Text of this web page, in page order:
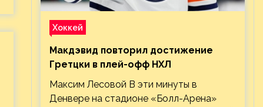
Хоккей
Макдэвид повторил достижение
Гретцки в плей-офф НХЛ
Максим Лесовой В эти минуты в
Денвере на стадионе «Болл-Арена»